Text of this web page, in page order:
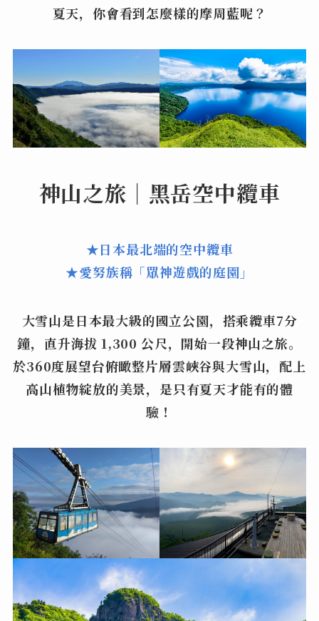
夏天，你會看到怎麼樣的摩周藍呢？
神山之旅｜黑岳空中纜車
★日本最北端的空中纜車
★愛努族稱「眾神遊戲的庭園」
大雪山是日本最大級的國立公園，搭乘纜車7分
鐘，直升海拔 1,300 公尺，開始一段神山之旅。
於360度展望台俯瞰整片層雲峽谷與大雪山，配上
高山植物綻放的美景，是只有夏天才能有的體
驗！